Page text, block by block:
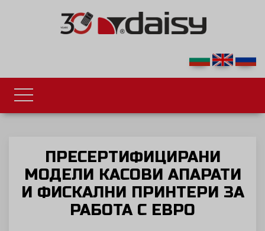
ПРЕСЕРТИФИЦИРАНИ
МОДЕЛИ КАСОВИ АПАРАТИ
И ФИСКАЛНИ ПРИНТЕРИ ЗА
РАБОТА С ЕВРО